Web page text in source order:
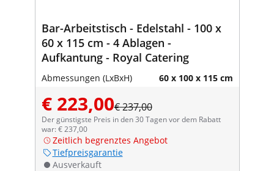
Bar-Arbeitstisch - Edelstahl - 100 x
60 x 115 cm - 4 Ablagen -
Aufkantung - Royal Catering
Abmessungen (LxBxH) 60 x 100 x 115 cm
€ 223,00€ 237,00
Der günstigste Preis in den 30 Tagen vor dem Rabatt
war: € 237,00
Zeitlich begrenztes Angebot
Tiefpreisgarantie
Ausverkauft